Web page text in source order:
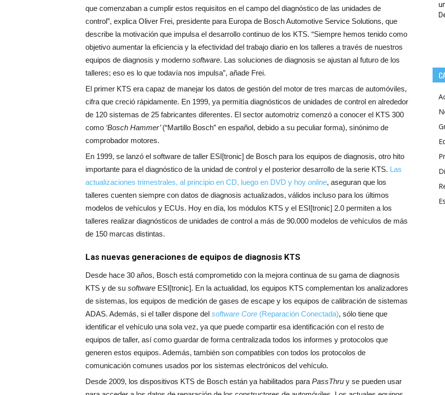
que comenzaban a cumplir estos requisitos en el campo del diagnóstico de las unidades de
control”, explica Oliver Frei, presidente para Europa de Bosch Automotive Service Solutions, que
describe la motivación que impulsa el desarrollo continuo de los KTS. “Siempre hemos tenido como
objetivo aumentar la eficiencia y la efectividad del trabajo diario en los talleres a través de nuestros
equipos de diagnosis y moderno software. Las soluciones de diagnosis se ajustan al futuro de los
talleres; eso es lo que todavía nos impulsa”, añade Frei.
El primer KTS era capaz de manejar los datos de gestión del motor de tres marcas de automóviles,
cifra que creció rápidamente. En 1999, ya permitía diagnósticos de unidades de control en alrededor
de 120 sistemas de 25 fabricantes diferentes. El sector automotriz comenzó a conocer el KTS 300
como ‘Bosch Hammer’(“Martillo Bosch” en español, debido a su peculiar forma), sinónimo de
comprobador motores.
En 1999, se lanzó el software de taller ESI[tronic] de Bosch para los equipos de diagnosis, otro hito
importante para el diagnóstico de la unidad de control y el posterior desarrollo de la serie KTS. Las
actualizaciones trimestrales, al principio en CD, luego en DVD y hoy online, aseguran que los
talleres cuenten siempre con datos de diagnosis actualizados, válidos incluso para los últimos
modelos de vehículos y ECUs. Hoy en día, los módulos KTS y el ESI[tronic] 2.0 permiten a los
talleres realizar diagnósticos de unidades de control a más de 90.000 modelos de vehículos de más
de 150 marcas distintas.
Las nuevas generaciones de equipos de diagnosis KTS
Desde hace 30 años, Bosch está comprometido con la mejora continua de su gama de diagnosis
KTS y de su software ESI[tronic]. En la actualidad, los equipos KTS complementan los analizadores
de sistemas, los equipos de medición de gases de escape y los equipos de calibración de sistemas
ADAS. Además, si el taller dispone del software Core (Reparación Conectada), sólo tiene que
identificar el vehículo una sola vez, ya que puede compartir esa identificación con el resto de
equipos de taller, así como guardar de forma centralizada todos los informes y protocolos que
generen estos equipos. Además, también son compatibles con todos los protocolos de
comunicación comunes usados por los sistemas electrónicos del vehículo.
Desde 2009, los dispositivos KTS de Bosch están ya habilitados para PassThru y se pueden usar